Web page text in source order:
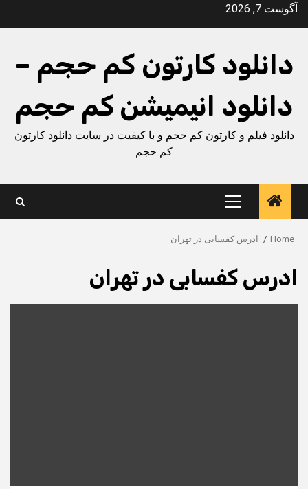
Skipآگوست 7, 2026
دانلود کارتون کم حجم –
دانلود انیمیشن کم حجم
دانلود فیلم و کارتون کم حجم و با کیفیت در سایت دانلود کارتون
کم حجم
Primary
Menu
Home ادرس کفسابی در تهران
ادرس کفسابی در تهران